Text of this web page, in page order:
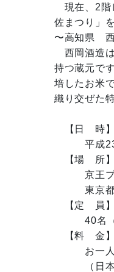
現在、2階レ
佐まつり」
〜高知県 西
西岡酒造は
持つ蔵元で
培したお米
織り交ぜた特
【日 時】
平成23年6
【場 所】
京王プラザ
東京都多摩
【定 員】
40名（要
【料 金】
お一人様
（日本酒5